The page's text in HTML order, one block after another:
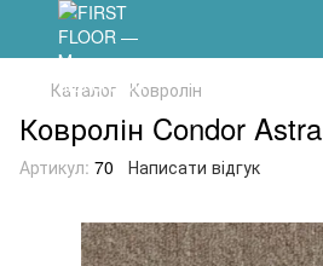
Каталог Ковролін
Ковролін Condor Astra
Артикул: 70 Написати відгук